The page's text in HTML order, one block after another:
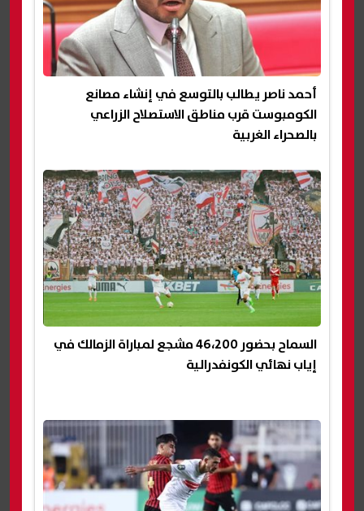
أحمد ناصر يطالب بالتوسع في إنشاء مصانع
الكومبوست قرب مناطق الاستصلاح الزراعي
بالصحراء الغربية
السماح بحضور 46،200 مشجع لمباراة الزمالك في
إياب نهائي الكونفدرالية